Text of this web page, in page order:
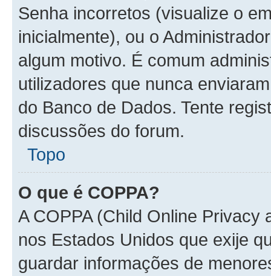
Senha incorretos (visualize o
inicialmente), ou o
algum motivo. É comum
utilizadores que nunca
do Banco de Dados. Tente
discussões do forum.
Topo
O que é COPPA?
A COPPA (Child Online Privacy
nos Estados Unidos que exije
guardar informações de